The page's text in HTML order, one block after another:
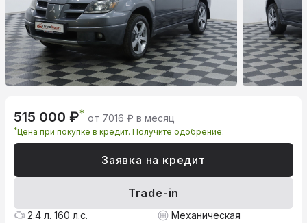
515 000 ₽* от 7016 ₽ в месяц
*Цена при покупке в кредит. Получите одобрение:
Заявка на кредит
Trade-in
2.4 л. 160 л.с.
Механическая